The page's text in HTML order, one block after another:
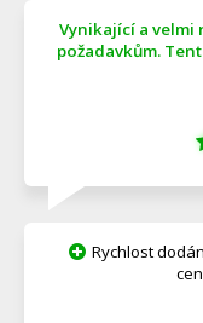
Vynikající a
požadavkům.
Rychlost